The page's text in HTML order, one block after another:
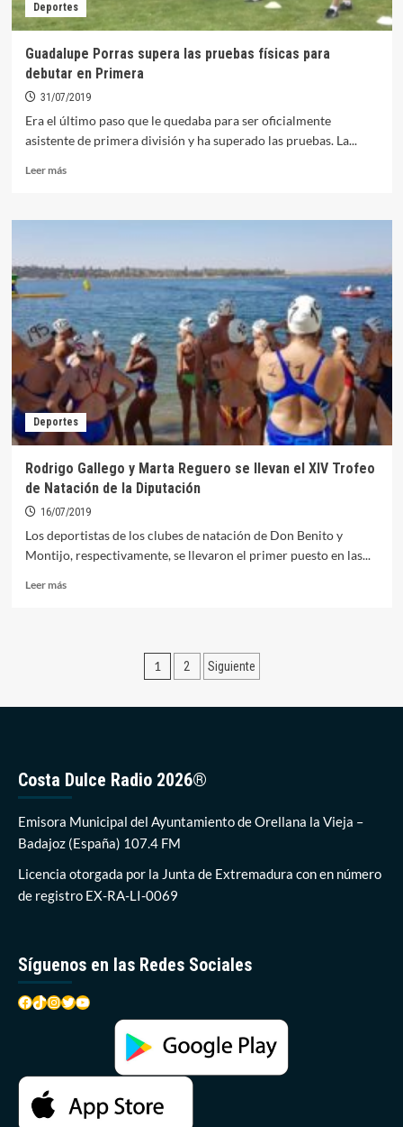
aguas
abiertas
Deportes
Guadalupe Porras supera las pruebas físicas para
debutar en Primera
31/07/2019
Era el último paso que le quedaba para ser oficialmente
asistente de primera división y ha superado las pruebas. La...
Leer másLeer
Guadalupe
las
pruebas
físicas
para
debutar
en
Primera
Deportes
Rodrigo Gallego y Marta Reguero se llevan el XIV Trofeo
de Natación de la Diputación
16/07/2019
Los deportistas de los clubes de natación de Don Benito y
Montijo, respectivamente, se llevaron el primer puesto en las...
Leer másLeer
XIV
Trofeo
Natación
de
Diputación
Paginación
1 2 Siguiente
Costa Dulce Radio 2026®
Emisora Municipal del Ayuntamiento de Orellana la Vieja –
Badajoz (España) 107.4 FM
Licencia otorgada por la Junta de Extremadura con en número
de registro EX-RA-LI-0069
Síguenos en las Redes Sociales
Facebook
TikTok
Instagram
Twitter
YouTube